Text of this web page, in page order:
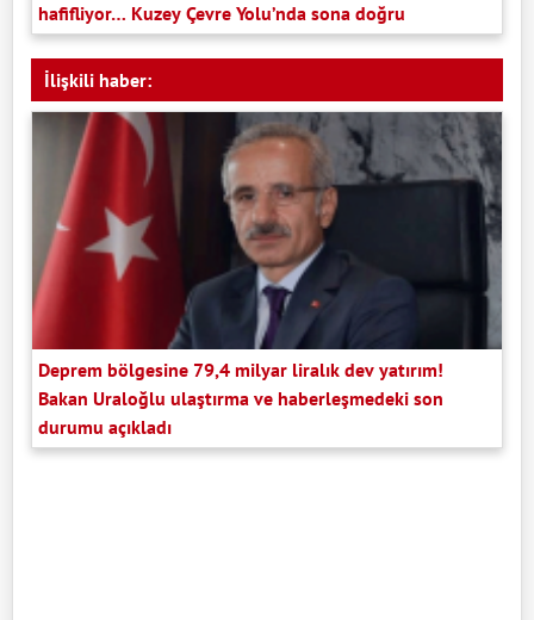
hafifliyor… Kuzey Çevre Yolu’nda sona doğru
İlişkili haber:
Deprem bölgesine 79,4 milyar liralık dev yatırım!
Bakan Uraloğlu ulaştırma ve haberleşmedeki son
durumu açıkladı